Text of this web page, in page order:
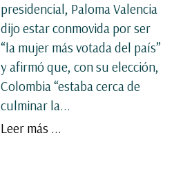
presidencial, Paloma Valencia
dijo estar conmovida por ser
“la mujer más votada del país”
y afirmó que, con su elección,
Colombia “estaba cerca de
culminar la...
Leer más ...